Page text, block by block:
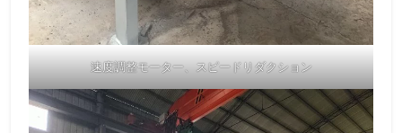
速度調整モーター、スピードリダクション